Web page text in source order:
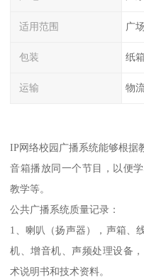
适用范围 广
包装 纸
运输 物
IP网络校园广播系统能够根据
音箱播放同一个节目，以便
教学等。
公共广播系统质量记录：
1、喇叭（扬声器），声箱、
机、增音机、声频处理设备
术说明书和技术资料。